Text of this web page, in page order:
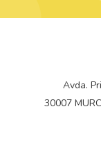
Avda.
30007